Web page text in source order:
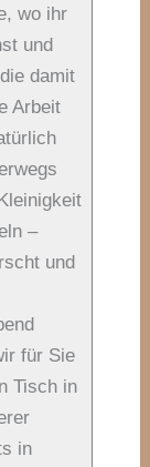
wo ihr
und
damit
Arbeit
–
und
für Sie
Tisch in
in